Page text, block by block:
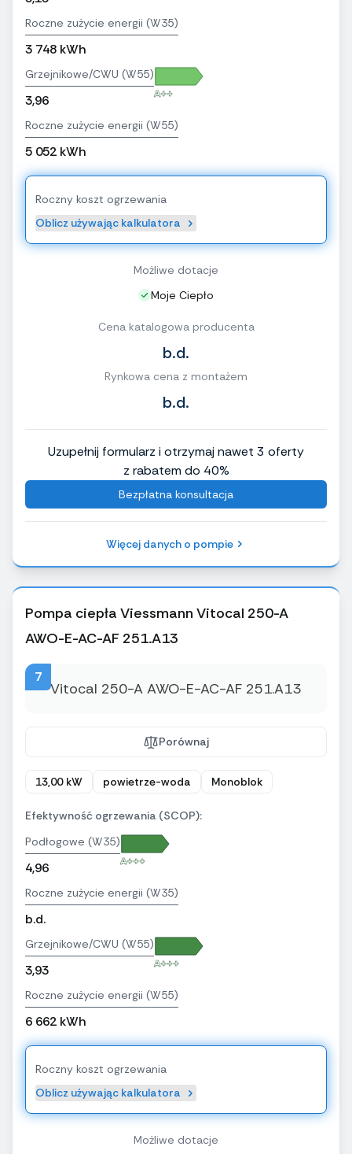
Roczne zużycie energii (W35)
3 748 kWh
Grzejnikowe/CWU (W55)
3,96 A++
Roczne zużycie energii (W55)
5 052 kWh
Roczny koszt ogrzewania
Oblicz używając kalkulatora
Możliwe dotacje
Moje Ciepło
Cena katalogowa producenta
b.d.
Rynkowa cena z montażem
b.d.
Uzupełnij formularz i otrzymaj nawet 3 oferty
z rabatem do 40%
Bezpłatna konsultacja
Więcej danych o pompie
Pompa ciepła Viessmann Vitocal 250-A
AWO-E-AC-AF 251.A13
7
Porównaj
13,00 kW powietrze-woda Monoblok
Efektywność ogrzewania (SCOP):
Podłogowe (W35)
4,96 A+++
Roczne zużycie energii (W35)
b.d.
Grzejnikowe/CWU (W55)
3,93 A+++
Roczne zużycie energii (W55)
6 662 kWh
Roczny koszt ogrzewania
Oblicz używając kalkulatora
Możliwe dotacje